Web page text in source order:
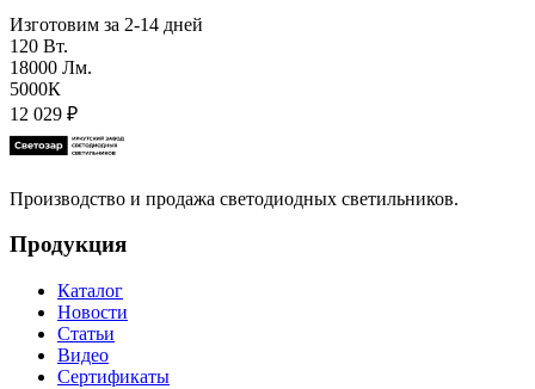
Изготовим за 2-14 дней
120 Вт.
18000 Лм.
5000К
12 029 ₽
Производство и продажа светодиодных светильников.
Продукция
Каталог
Новости
Статьи
Видео
Сертификаты